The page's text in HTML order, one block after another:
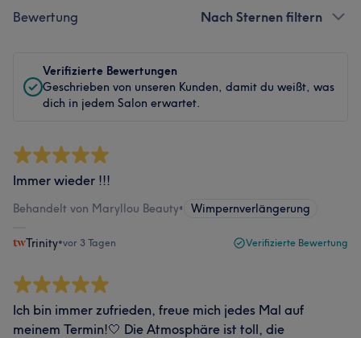
Bewertung Nach Sternen filtern
Verifizierte Bewertungen
Geschrieben von unseren Kunden, damit du weißt, was
dich in jedem Salon erwartet.
Immer wieder !!!
Behandelt von Maryllou Beauty• Wimpernverlängerung
Trinity•vor 3 Tagen Verifizierte Bewertung
Ich bin immer zufrieden, freue mich jedes Mal auf
meinem Termin!🤍 Die Atmosphäre ist toll, die